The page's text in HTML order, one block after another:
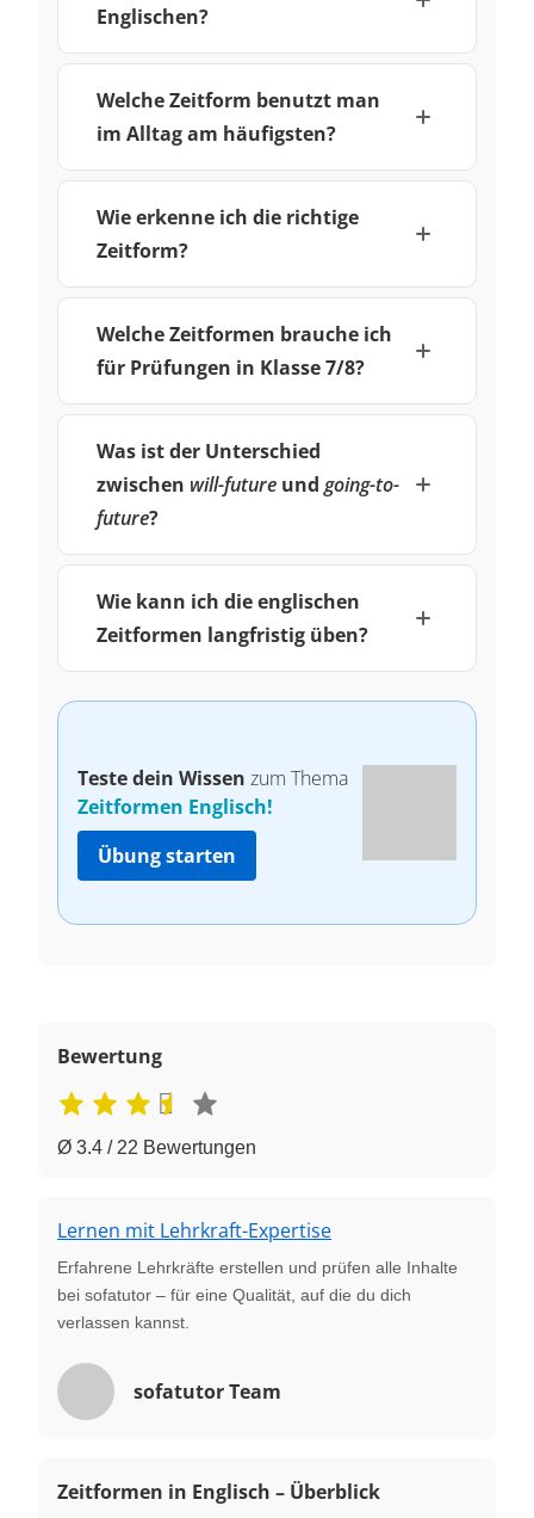
Englischen?
Welche Zeitform benutzt man
im Alltag am häufigsten?
Wie erkenne ich die richtige
Zeitform?
Welche Zeitformen brauche ich
für Prüfungen in Klasse 7/8?
Was ist der Unterschied
zwischen will-future und going-to-
future?
Wie kann ich die englischen
Zeitformen langfristig üben?
Teste dein Wissen zum Thema
Zeitformen Englisch!
Übung starten
Bewertung
Ø 3.4 / 22 Bewertungen
Lernen mit Lehrkraft-Expertise
Erfahrene Lehrkräfte erstellen und prüfen alle Inhalte
bei sofatutor – für eine Qualität, auf die du dich
verlassen kannst.
sofatutor Team
Zeitformen in Englisch – Überblick